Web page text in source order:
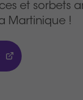
et sorbets
Martinique !